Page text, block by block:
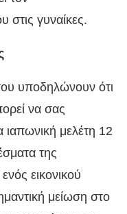
στις γυναίκες.
υποδηλώνουν ότι
να σας
μελέτη 12
της
εικονικού
μείωση στο